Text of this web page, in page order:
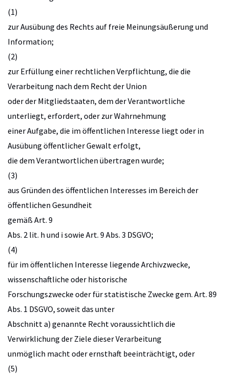
(1)
zur Ausübung des Rechts auf freie Meinungsäußerung und
Information;
(2)
zur Erfüllung einer rechtlichen Verpflichtung, die die
Verarbeitung nach dem Recht der Union
oder der Mitgliedstaaten, dem der Verantwortliche
unterliegt, erfordert, oder zur Wahrnehmung
einer Aufgabe, die im öffentlichen Interesse liegt oder in
Ausübung öffentlicher Gewalt erfolgt,
die dem Verantwortlichen übertragen wurde;
(3)
aus Gründen des öffentlichen Interesses im Bereich der
öffentlichen Gesundheit
gemäß Art. 9
Abs. 2 lit. h und i sowie Art. 9 Abs. 3 DSGVO;
(4)
für im öffentlichen Interesse liegende Archivzwecke,
wissenschaftliche oder historische
Forschungszwecke oder für statistische Zwecke gem. Art. 89
Abs. 1 DSGVO, soweit das unter
Abschnitt a) genannte Recht voraussichtlich die
Verwirklichung der Ziele dieser Verarbeitung
unmöglich macht oder ernsthaft beeinträchtigt, oder
(5)